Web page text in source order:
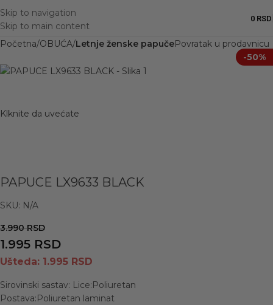
Skip to navigation
Skip to main content
0 RSD
Početna OBUĆA Letnje ženske papučePovratak u prodavnicu
-50%
Klknite da uvećate
PAPUCE LX9633 BLACK
SKU: N/A
3.990RSD
1.995 RSD
Ušteda: 1.995 RSD
Sirovinski sastav: Lice:Poliuretan
Postava:Poliuretan laminat